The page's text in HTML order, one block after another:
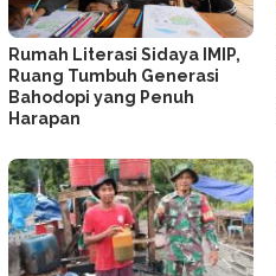
Rumah Literasi Sidaya IMIP,
Ruang Tumbuh Generasi
Bahodopi yang Penuh
Harapan